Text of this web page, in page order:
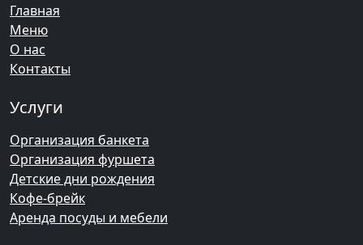
Главная
Меню
О нас
Контакты
Услуги
Организация банкета
Организация фуршета
Детские дни рождения
Кофе-брейк
Аренда посуды и мебели